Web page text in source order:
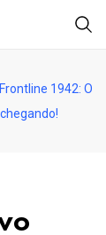
Frontline 1942: O